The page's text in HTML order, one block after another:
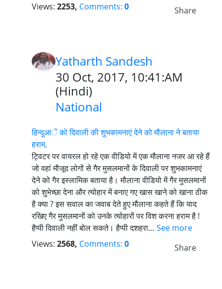
Views: 2253, Comments: 0 Share
Yatharth Sandesh
30 Oct, 2017, 10:41:AM
(Hindi)
National
हिन्दुआें को दिवाली की शुभकामनाएं देने को मौलाना ने बताया
हराम,
ट्विटर पर वायरल हो रहे एक वीडियो में एक मौलाना नजर आ रहे हैं
जो वहां मौजूद लोगों से गैर मुसलमानों के दिवाली पर शुभकामनाएं
देने को गैर इस्लामिक बताया है। मौलाना वीडियो में गैर मुसलमानों
को शुभेच्छा देना और त्योहार में बनाए गए खास खाने को खाना ठीक
है क्या ? इस सवाल का जवाब देते हुए मौलाना कहते हैं कि याद
रखिए गैर मुसलमानों को उनके त्योहारों पर विश करना हराम है !
हैप्पी दिवाली नहीं बोल सकते। हैप्पी दशहरा… See more
Views: 2568, Comments: 0 Share